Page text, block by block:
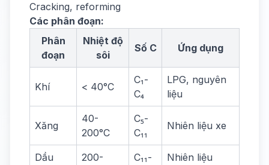
Cracking, reforming
Các phân đoạn:
Phân
đoạn
Nhiệt độ
sôi
Số C Ứng dụng
Khí < 40°C
C₁-
C₄
LPG, nguyên
liệu
Xăng
40-
200°C
C₅-
C₁₁
Nhiên liệu xe
Dầu
200-
C₁₁-
Nhiên liệu